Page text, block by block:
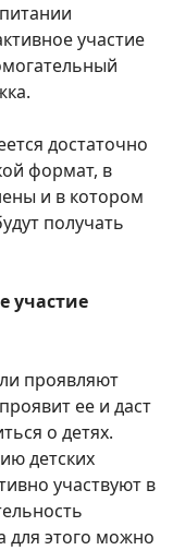
участие
достаточно
формат, в
и в котором
получать
участие
проявляют
ее и даст
о детях.
детских
участвуют в
для этого можно